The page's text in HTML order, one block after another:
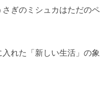
さぎのミシュカはただのペ
れた「新しい生活」の象